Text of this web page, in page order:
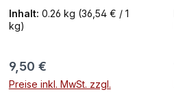
Inhalt: 0.26 kg (36,54 € / 1
kg)
Regulärer Preis:
9,50 €
Preise inkl. MwSt. zzgl.